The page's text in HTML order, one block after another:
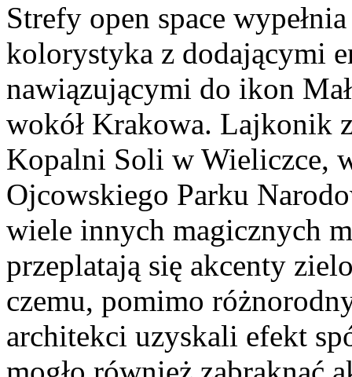
Strefy open space
kolorystyka z dodającymi
nawiązującymi do ikon
wokół Krakowa. Lajkonik
Kopalni Soli w Wieliczce,
Ojcowskiego Parku
wiele innych magicznych
przeplatają się akcenty
czemu, pomimo
architekci uzyskali efekt